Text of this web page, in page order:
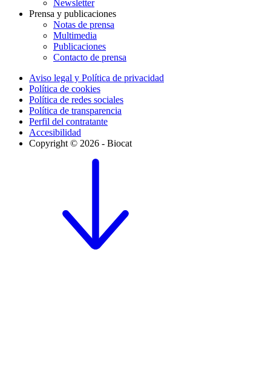
Newsletter
Prensa y publicaciones
Notas de prensa
Multimedia
Publicaciones
Contacto de prensa
Aviso legal y Política de privacidad
Política de cookies
Política de redes sociales
Política de transparencia
Perfil del contratante
Accesibilidad
Copyright © 2026 - Biocat